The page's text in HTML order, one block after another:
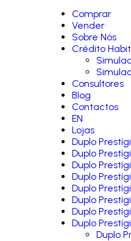
Comprar
Vender
Sobre Nós
Crédito
Consultores
Blog
Contactos
EN
Lojas
Duplo
Duplo
Duplo
Duplo
Duplo
Duplo
Duplo
Duplo
Duplo